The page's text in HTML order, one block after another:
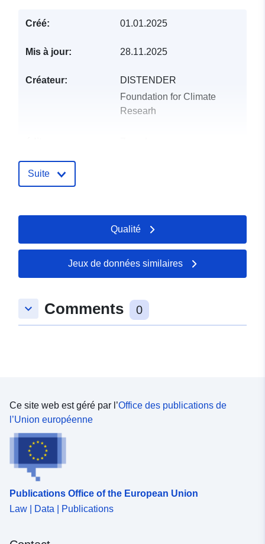
Créé: 01.01.2025
Mis à jour: 28.11.2025
Créateur:
DISTENDER
Foundation for Climate
Researh
Compte rendu du
catalogue:
30 July 2026
Identificateurs: https://doi.org/10.5281/
Autres
uriRef:
http://data.europa.eu/88u/dataset/
Type:
Ressource:
Suite
Qualité
Jeux de données similaires
keyboard_arrow_down Comments 0
Ce site web est géré par l’Office des publications de
l’Union européenne
Publications Office of the European Union
Law | Data | Publications